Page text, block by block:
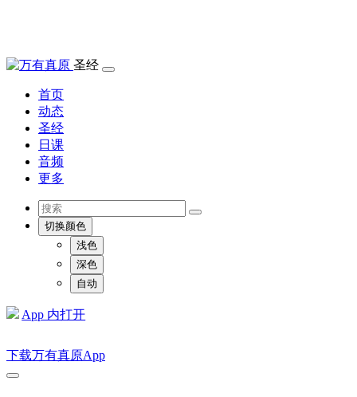
圣经
首页
动态
圣经
日课
音频
更多
切换颜色
浅色
深色
自动
App 内打开
下载万有真原App